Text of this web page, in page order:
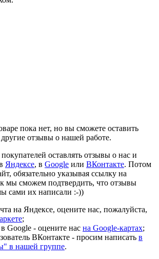
пока нет, но вы сможете оставить
отзывы о нашей работе.
оставлять отзывы о нас и
Яндексе, в Google или ВКонтакте. Потом
обязательно указывая ссылку на
мы сможем подтвердить, что отзывы
сами их написали :-))
на Яндексе, оцените нас, пожалуйста,
;
Google - оцените нас на Google-картах;
ВКонтакте - просим написать в
в нашей группе.